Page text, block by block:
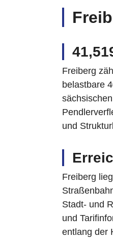
Freiberg
belastbare
und
Freiberg
Stadt- und
und
entlang der